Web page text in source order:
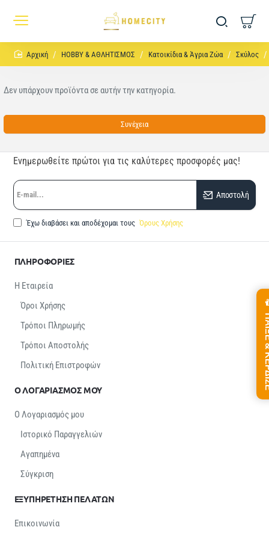
homeHOBBY & ΑΘΛΗΤΙΣΜΟΣ Κατοικίδια & Άγρια Ζώα Σκύλος
Δεν υπάρχουν προϊόντα σε αυτήν την κατηγορία.
Συνέχεια
Ενημερωθείτε πρώτοι για τις καλύτερες προσφορές μας!
E-
mail...
Αποστολή
Έχω διαβάσει και αποδέχομαι τους Όρους Χρήσης
ΠΛΗΡΟΦΟΡΙΕΣ
Η Εταιρεία
Όροι Χρήσης
Τρόποι Πληρωμής
Τρόποι Αποστολής
Πολιτική Επιστροφών
Ο ΛΟΓΑΡΙΑΣΜΟΣ ΜΟΥ
Ο Λογαριασμός μου
Ιστορικό Παραγγελιών
Αγαπημένα
Σύγκριση
ΕΞΥΠΗΡΕΤΗΣΗ ΠΕΛΑΤΩΝ
Επικοινωνία